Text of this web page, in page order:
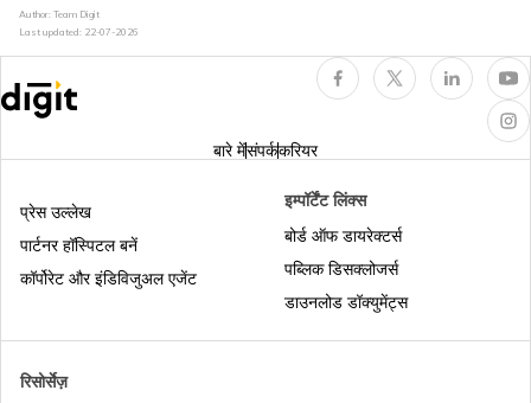
हेल्थ इंश्योरेंस में नॉमिनी
हेल्थ इंश्योरेंस में क्युमुलेटिव बोनस
Author: Team Digit
Last updated: 22-07-2026
बारे मेंसंपर्ककरियर
रिसोर्सेज़
प्रेस उल्लेख
पार्टनर हॉस्पिटल बनें
कॉर्पोरेट और इंडिविजुअल एजेंट
इम्पॉर्टेंट लिंक्स
बोर्ड ऑफ डायरेक्टर्स
पब्लिक डिसक्लोजर्स
डाउनलोड डॉक्युमेंट्स